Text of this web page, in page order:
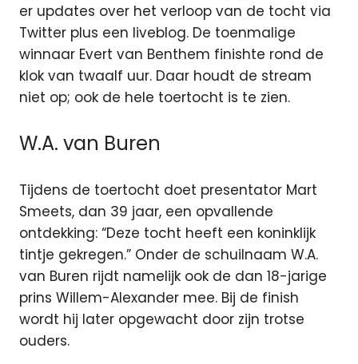
er updates over het verloop van de tocht via
Twitter plus een liveblog. De toenmalige
winnaar Evert van Benthem finishte rond de
klok van twaalf uur. Daar houdt de stream
niet op; ook de hele toertocht is te zien.
W.A. van Buren
Tijdens de toertocht doet presentator Mart
Smeets, dan 39 jaar, een opvallende
ontdekking: “Deze tocht heeft een koninklijk
tintje gekregen.” Onder de schuilnaam W.A.
van Buren rijdt namelijk ook de dan 18-jarige
prins Willem-Alexander mee. Bij de finish
wordt hij later opgewacht door zijn trotse
ouders.